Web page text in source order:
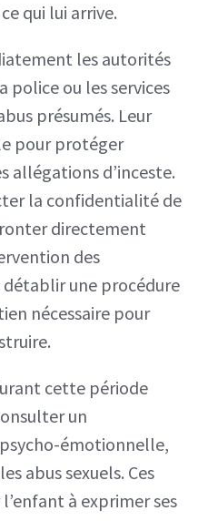
qui lui arrive.
les autorités
ou les services
présumés. Leur
pour protéger
allégations d’inceste.
la confidentialité de
directement
des
une procédure
nécessaire pour
cette période
un
émotionnelle,
abus sexuels. Ces
à exprimer ses